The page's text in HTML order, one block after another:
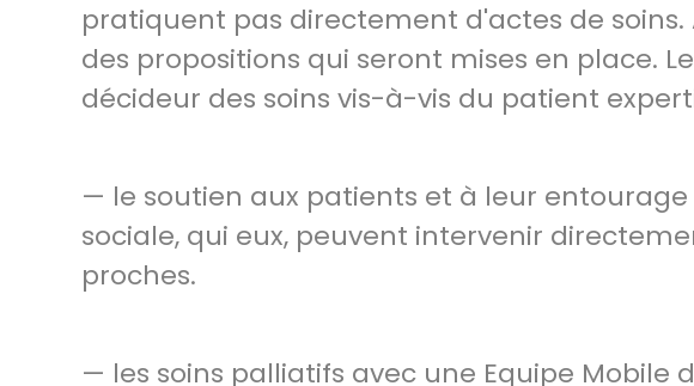
pratiquent pas directement d'actes de
des propositions qui seront mises en place.
décideur des soins vis-à-vis du patient
— le soutien aux patients et à leur
sociale, qui eux, peuvent intervenir
proches.
— les soins palliatifs avec une Equipe Mobile